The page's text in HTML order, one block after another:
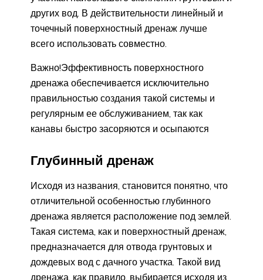
других вод. В действительности линейный и
точечный поверхностный дренаж лучше
всего использовать совместно.
Важно!Эффективность поверхностного
дренажа обеспечивается исключительно
правильностью создания такой системы и
регулярным ее обслуживанием, так как
канавы быстро засоряются и осыпаются
Глубинный дренаж
Исходя из названия, становится понятно, что
отличительной особенностью глубинного
дренажа является расположение под землей.
Такая система, как и поверхностный дренаж,
предназначается для отвода грунтовых и
дождевых вод с дачного участка. Такой вид
дренажа, как правило, выбирается исходя из